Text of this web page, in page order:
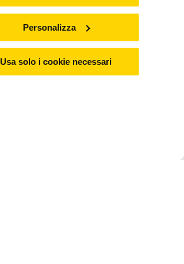
Personalizza
Usa solo i cookie necessari